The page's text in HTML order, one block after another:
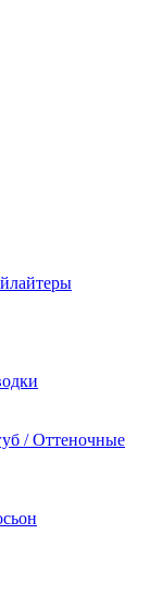
/ Оттеночные